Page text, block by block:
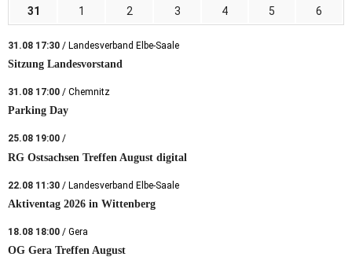
31
1 2 3 4 5 6
31.08 17:30 / Landesverband Elbe-Saale
Sitzung Landesvorstand
31.08 17:00 / Chemnitz
Parking Day
25.08 19:00 /
RG Ostsachsen Treffen August digital
22.08 11:30 / Landesverband Elbe-Saale
Aktiventag 2026 in Wittenberg
18.08 18:00 / Gera
OG Gera Treffen August